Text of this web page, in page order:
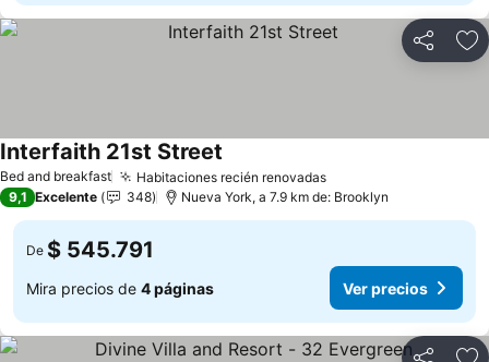
Compartir
Bed and breakfast Habitaciones recién renovadasVer precios
Interfaith 21st Street
9,1 Excelente 348 Nueva York, a 7.9 km de: Brooklyn
De $ 545.791
Mira precios de 4 páginas Ver precios